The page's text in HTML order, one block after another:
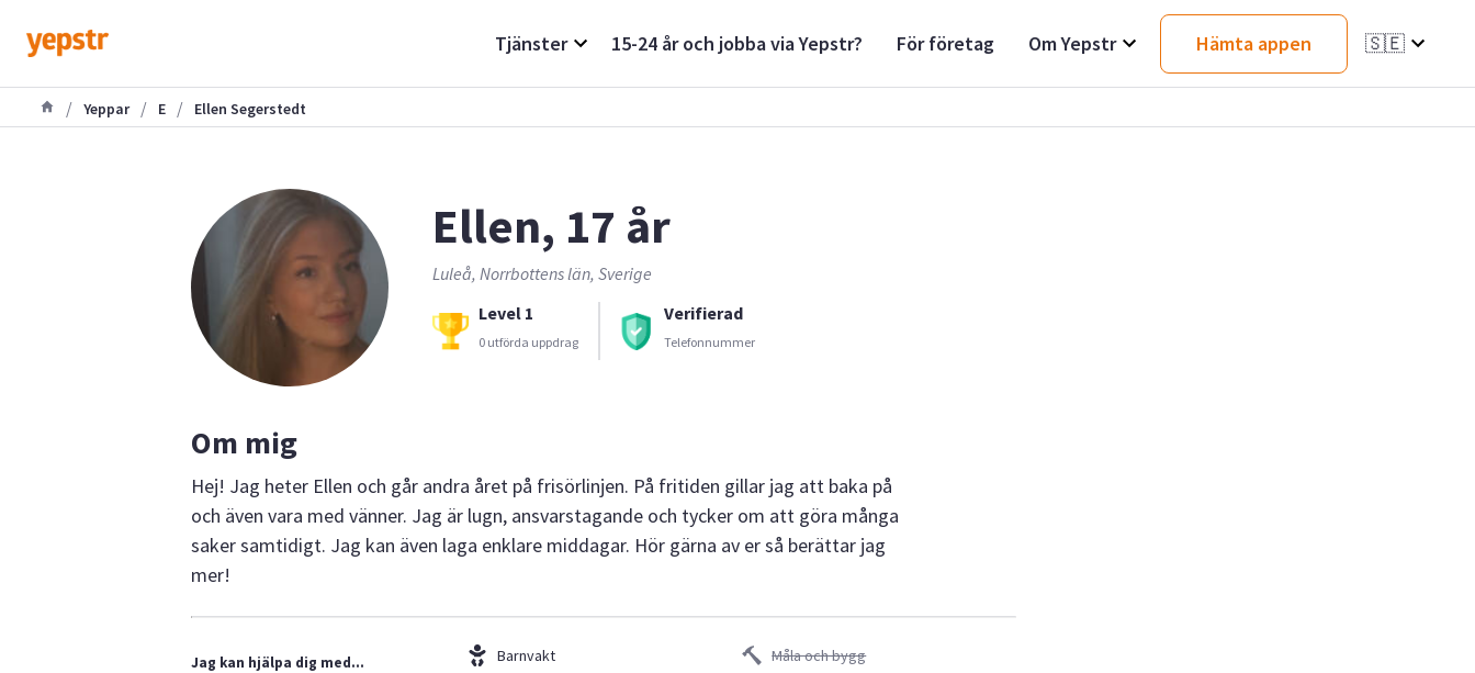
Tjänster 15-24 år och jobba via Yepstr? För företag Om Yepstr Hämta appen 🇸🇪
/ Yeppar / E / Ellen Segerstedt
Ellen, 17 år
Luleå, Norrbottens län, Sverige
Level 1
0 utförda uppdrag
Verifierad
Telefonnummer
Om mig
Hej! Jag heter Ellen och går andra året på frisörlinjen. På fritiden gillar jag att baka på
och även vara med vänner. Jag är lugn, ansvarstagande och tycker om att göra många
saker samtidigt. Jag kan även laga enklare middagar. Hör gärna av er så berättar jag
mer!
Jag kan hjälpa dig med...
Barnvakt
Måla och bygg